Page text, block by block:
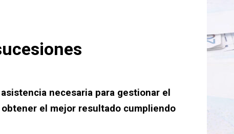
necesaria para gestionar el
el mejor resultado cumpliendo